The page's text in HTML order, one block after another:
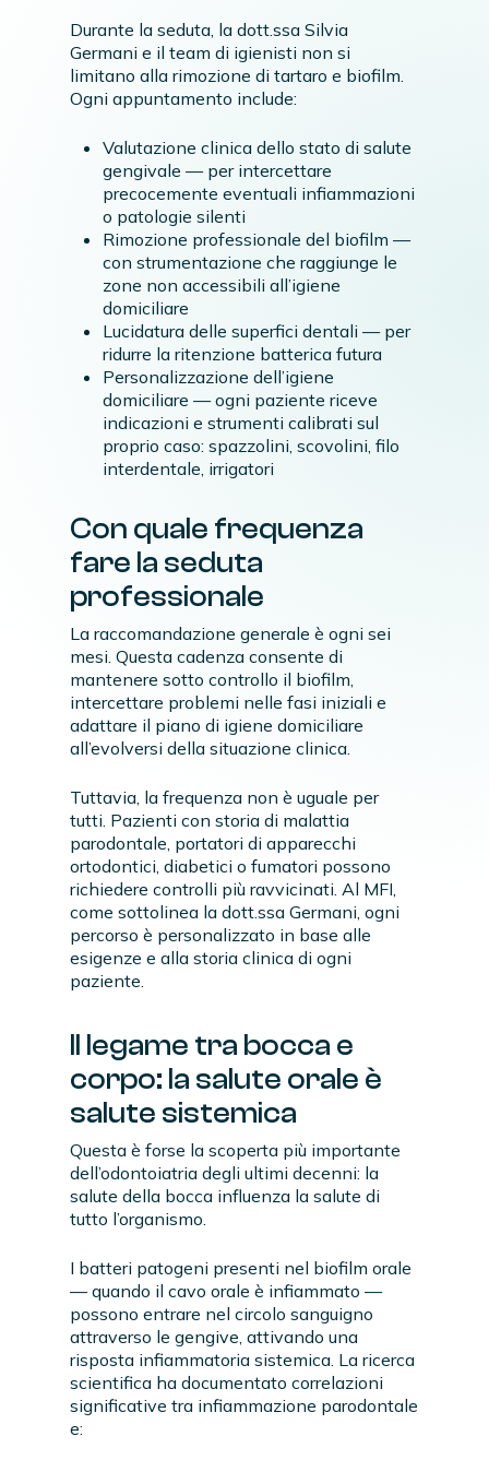
Durante la seduta, la dott.ssa Silvia
Germani e il team di igienisti non si
limitano alla rimozione di tartaro e biofilm.
Ogni appuntamento include:
Valutazione clinica dello stato di salute
gengivale — per intercettare
precocemente eventuali infiammazioni
o patologie silenti
Rimozione professionale del biofilm —
con strumentazione che raggiunge le
zone non accessibili all’igiene
domiciliare
Lucidatura delle superfici dentali — per
ridurre la ritenzione batterica futura
Personalizzazione dell’igiene
domiciliare — ogni paziente riceve
indicazioni e strumenti calibrati sul
proprio caso: spazzolini, scovolini, filo
interdentale, irrigatori
Con quale frequenza
fare la seduta
professionale
La raccomandazione generale è ogni sei
mesi. Questa cadenza consente di
mantenere sotto controllo il biofilm,
intercettare problemi nelle fasi iniziali e
adattare il piano di igiene domiciliare
all’evolversi della situazione clinica.
Tuttavia, la frequenza non è uguale per
tutti. Pazienti con storia di malattia
parodontale, portatori di apparecchi
ortodontici, diabetici o fumatori possono
richiedere controlli più ravvicinati. Al MFI,
come sottolinea la dott.ssa Germani, ogni
percorso è personalizzato in base alle
esigenze e alla storia clinica di ogni
paziente.
Il legame tra bocca e
corpo: la salute orale è
salute sistemica
Questa è forse la scoperta più importante
dell’odontoiatria degli ultimi decenni: la
salute della bocca influenza la salute di
tutto l’organismo.
I batteri patogeni presenti nel biofilm orale
— quando il cavo orale è infiammato —
possono entrare nel circolo sanguigno
attraverso le gengive, attivando una
risposta infiammatoria sistemica. La ricerca
scientifica ha documentato correlazioni
significative tra infiammazione parodontale
e: